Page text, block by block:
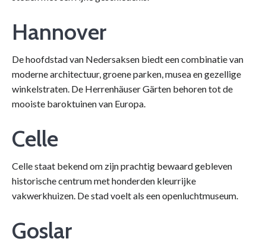
Hannover
De hoofdstad van Nedersaksen biedt een combinatie van
moderne architectuur, groene parken, musea en gezellige
winkelstraten. De Herrenhäuser Gärten behoren tot de
mooiste baroktuinen van Europa.
Celle
Celle staat bekend om zijn prachtig bewaard gebleven
historische centrum met honderden kleurrijke
vakwerkhuizen. De stad voelt als een openluchtmuseum.
Goslar